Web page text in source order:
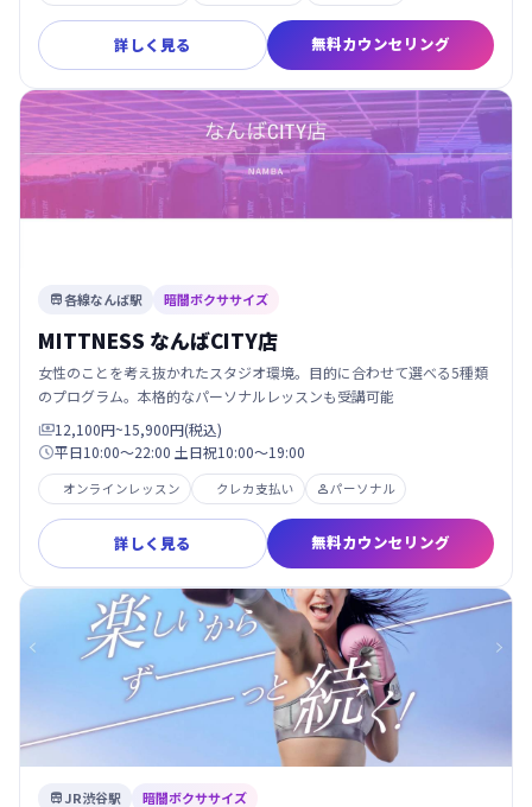
詳しく見る 無料カウンセリング
各線なんば駅 暗闇ボクササイズ
MITTNESS なんばCITY店
女性のことを考え抜かれたスタジオ環境。目的に合わせて選べる5種類
のプログラム。本格的なパーソナルレッスンも受講可能
12,100円~15,900円(税込)
平日10:00～22:00 土日祝10:00～19:00
オンラインレッスン クレカ支払い パーソナル
詳しく見る 無料カウンセリング
 JR渋谷駅 暗闇ボクササイズ